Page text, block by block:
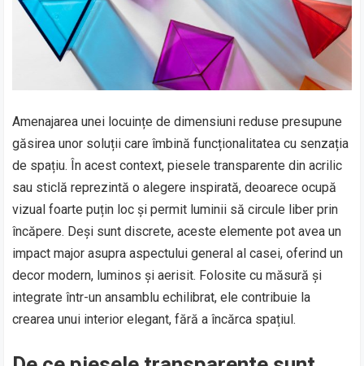
Amenajarea unei locuințe de dimensiuni reduse presupune
găsirea unor soluții care îmbină funcționalitatea cu senzația
de spațiu. În acest context, piesele transparente din acrilic
sau sticlă reprezintă o alegere inspirată, deoarece ocupă
vizual foarte puțin loc și permit luminii să circule liber prin
încăpere. Deși sunt discrete, aceste elemente pot avea un
impact major asupra aspectului general al casei, oferind un
decor modern, luminos și aerisit. Folosite cu măsură și
integrate într-un ansamblu echilibrat, ele contribuie la
crearea unui interior elegant, fără a încărca spațiul.